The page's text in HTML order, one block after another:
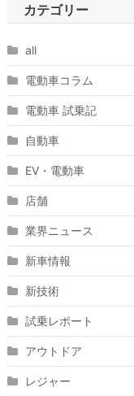
カテゴリー
all
電動車コラム
電動車 試乗記
自動車
EV・電動車
店舗
業界ニュース
新車情報
新技術
試乗レポート
アウトドア
レジャー